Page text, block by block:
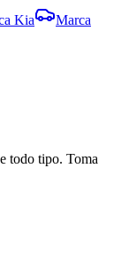
Kia
Marca
todo tipo. Toma